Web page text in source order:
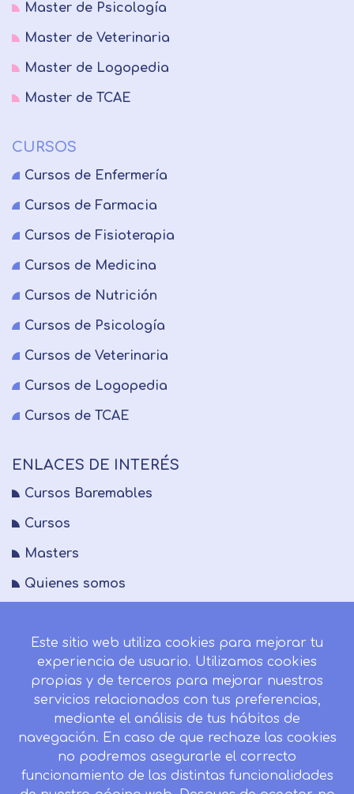
Master de Psicología
Master de Veterinaria
Master de Logopedia
Master de TCAE
CURSOS
Cursos de Enfermería
Cursos de Farmacia
Cursos de Fisioterapia
Cursos de Medicina
Cursos de Nutrición
Cursos de Psicología
Cursos de Veterinaria
Cursos de Logopedia
Cursos de TCAE
ENLACES DE INTERÉS
Cursos Baremables
Cursos
Masters
Quienes somos
Blog
Mapa del sitio
Desistir contrato aquí
CONTACTO
Este sitio web utiliza cookies para mejorar tu
experiencia de usuario. Utilizamos cookies
propias y de terceros para mejorar nuestros
servicios relacionados con tus preferencias,
mediante el análisis de tus hábitos de
navegación. En caso de que rechaze las cookies
no podremos asegurarle el correcto
funcionamiento de las distintas funcionalidades